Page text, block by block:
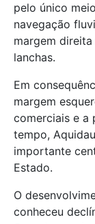
pelo único
navegação
margem
lanchas.
Em
margem
comerciais e a
tempo,
importante
Estado.
O
conheceu